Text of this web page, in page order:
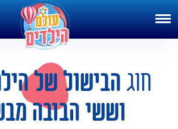
חוג הבישול של
וששי הבובה